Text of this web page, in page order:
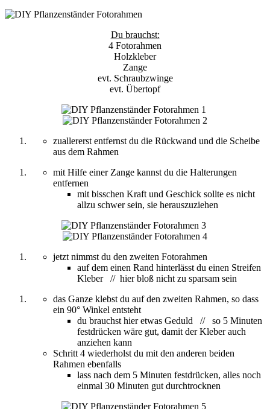
Du brauchst:
4 Fotorahmen
Holzkleber
Zange
evt. Schraubzwinge
evt. Übertopf
zuallererst entfernst du die Rückwand und die Scheibe
aus dem Rahmen
mit Hilfe einer Zange kannst du die Halterungen
entfernen
mit bisschen Kraft und Geschick sollte es nicht
allzu schwer sein, sie herauszuziehen
jetzt nimmst du den zweiten Fotorahmen
auf dem einen Rand hinterlässt du einen Streifen
Kleber // hier bloß nicht zu sparsam sein
das Ganze klebst du auf den zweiten Rahmen, so dass
ein 90° Winkel entsteht
du brauchst hier etwas Geduld // so 5 Minuten
festdrücken wäre gut, damit der Kleber auch
anziehen kann
Schritt 4 wiederholst du mit den anderen beiden
Rahmen ebenfalls
lass nach dem 5 Minuten festdrücken, alles noch
einmal 30 Minuten gut durchtrocknen